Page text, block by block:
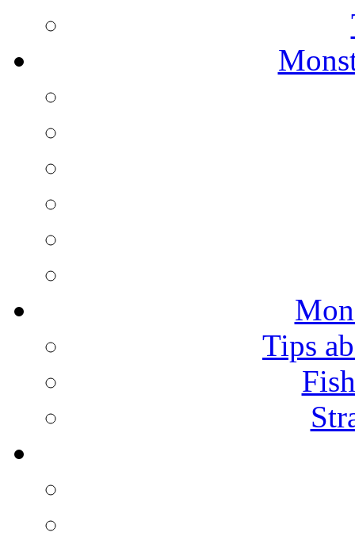
Tips